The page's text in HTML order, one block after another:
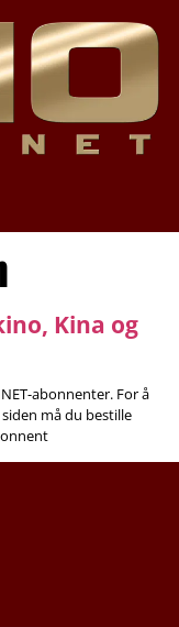
Kina og
abonnenter. For å
må du bestille